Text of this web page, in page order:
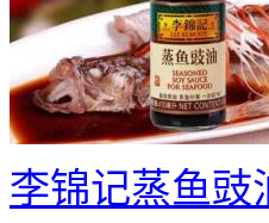
李锦记蒸鱼豉